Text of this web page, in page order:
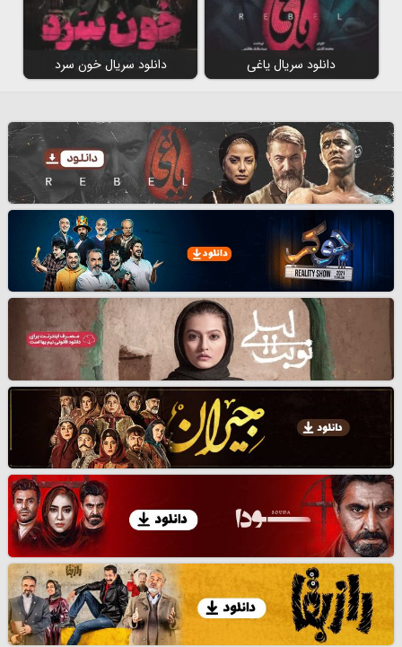
دانلود سریال یاغی دانلود سریال خون سرد